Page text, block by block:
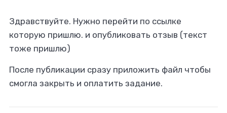
Здравствуйте. Нужно перейти по ссылке
которую пришлю. и опубликовать отзыв (текст
тоже пришлю)
После публикации сразу приложить файл чтобы
смогла закрыть и оплатить задание.